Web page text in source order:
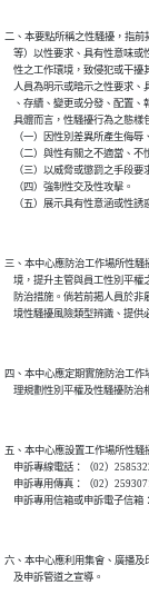
二、本要點所稱之性騷擾，指
等）以性要求、具有性意味
性之工作環境，致侵犯或干
人員為明示或暗示之性要求
、存續、變更或分發、配置
具體而言，性騷擾行為之態樣
（一）因性別差異所產生侮
（二）與性有關之不適當、
（三）以威脅或懲罰之手段
    （四）強制性交及性攻擊。
三、本中心應防治工作場所性
境，提升主管與員工性別平
防治措施。倘若前揭人員於
四、本中心應定期實施防治工
五、本中心應設置工作場所性騷
申訴專線電話：（02）
申訴專用傳真：（02）
六、本中心應利用集會、廣播